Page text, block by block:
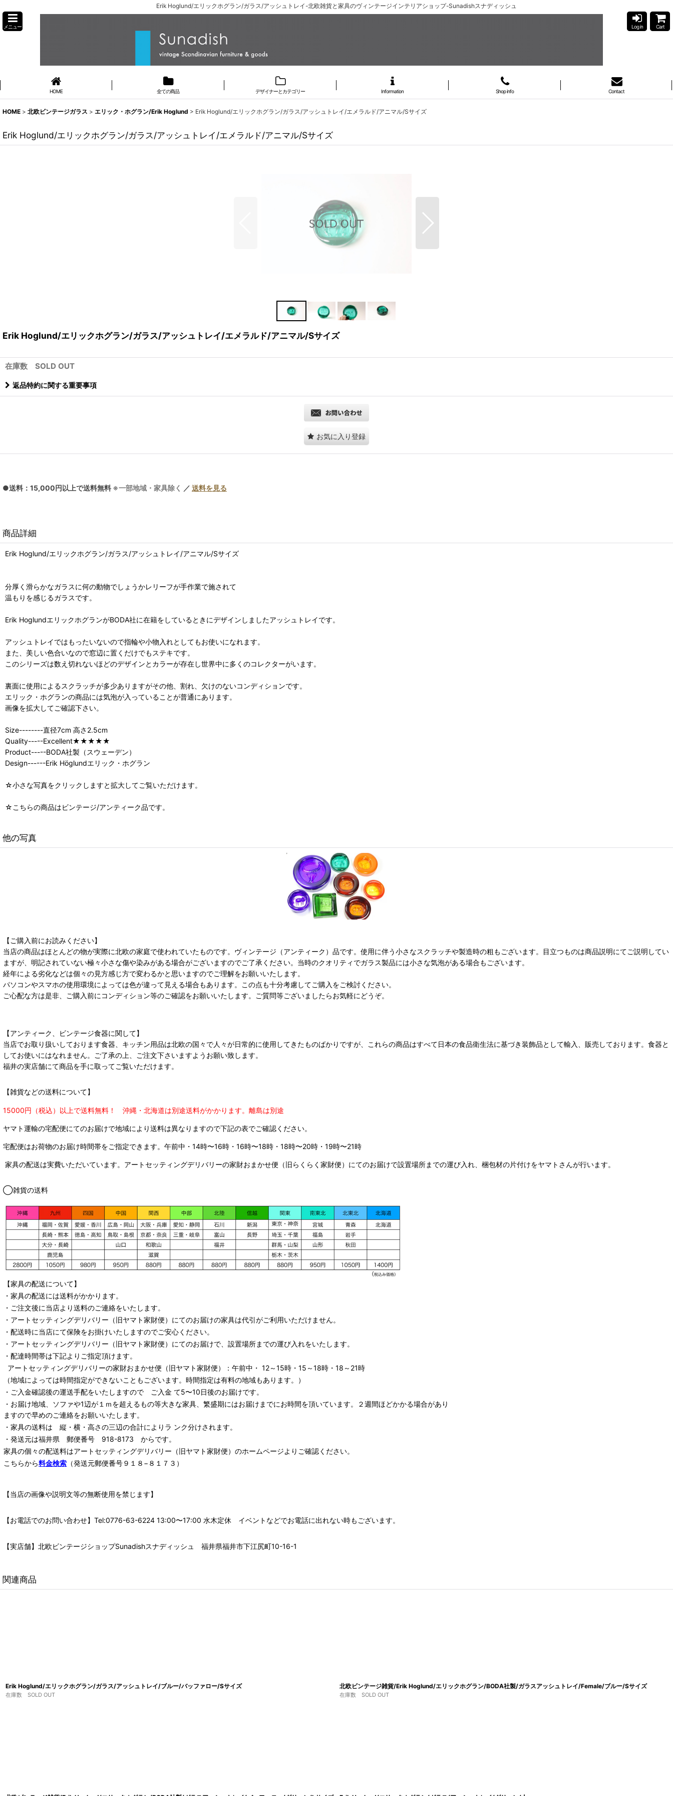
Erik Hoglund/エリックホグラン/ガラス/アッシュトレイ-北欧雑貨と家具のヴィンテージインテリアショップ-Sunadishスナディッシュ
メニュー Log in Cart
HOME 全ての商品 デザイナーとカテゴリー Information Shop info Contact
HOME > 北欧ビンテージガラス > エリック・ホグラン/Erik Hoglund > Erik Hoglund/エリックホグラン/ガラス/アッシュトレイ/エメラルド/アニマル/Sサイズ
Erik Hoglund/エリックホグラン/ガラス/アッシュトレイ/エメラルド/アニマル/Sサイズ
Erik Hoglund/エリックホグラン/ガラス/アッシュトレイ/エメラルド/アニマル/Sサイズ
在庫数 SOLD OUT
返品特約に関する重要事項
お気に入り登録
●送料：15,000円以上で送料無料 ※一部地域・家具除く ／ 送料を見る
商品詳細
Erik Hoglund/エリックホグラン/ガラス/アッシュトレイ/アニマル/Sサイズ
分厚く滑らかなガラスに何の動物でしょうかレリーフが手作業で施されて
温もりを感じるガラスです。
Erik HoglundエリックホグランがBODA社に在籍をしているときにデザインしましたアッシュトレイです。
アッシュトレイではもったいないので指輪や小物入れとしてもお使いになれます。
また、美しい色合いなので窓辺に置くだけでもステキです。
このシリーズは数え切れないほどのデザインとカラーが存在し世界中に多くのコレクターがいます。
裏面に使用によるスクラッチが多少ありますがその他、割れ、欠けのないコンディションです。
エリック・ホグランの商品には気泡が入っていることが普通にあります。
画像を拡大してご確認下さい。
Size--------直径7cm 高さ2.5cm
Quality-----Excellent★★★★★
Product-----BODA社製（スウェーデン）
Design------Erik Höglundエリック・ホグラン
☆小さな写真をクリックしますと拡大してご覧いただけます。
☆こちらの商品はビンテージ/アンティーク品です。
他の写真
【ご購入前にお読みください】
当店の商品はほとんどの物が実際に北欧の家庭で使われていたものです。ヴィンテージ（アンティーク）品です。使用に伴う小さなスクラッチや製造時の粗もございます。目立つものは商品説明にてご説明してい
ますが、明記されていない極々小さな傷や染みがある場合がございますのでご了承ください。当時のクオリティでガラス製品には小さな気泡がある場合もございます。
経年による劣化などは個々の見方感じ方で変わるかと思いますのでご理解をお願いいたします。
パソコンやスマホの使用環境によっては色が違って見える場合もあります。この点も十分考慮してご購入をご検討ください。
ご心配な方は是非、ご購入前にコンディション等のご確認をお願いいたします。ご質問等ございましたらお気軽にどうぞ。
【アンティーク、ビンテージ食器に関して】
当店でお取り扱いしております食器、キッチン用品は北欧の国々で人々が日常的に使用してきたものばかりですが、これらの商品はすべて日本の食品衛生法に基づき装飾品として輸入、販売しております。食器と
してお使いにはなれません。ご了承の上、ご注文下さいますようお願い致します。
福井の実店舗にて商品を手に取ってご覧いただけます。
【雑貨などの送料について】
15000円（税込）以上で送料無料！ 沖縄・北海道は別途送料がかかります。 離島は別途
ヤマト運輸の宅配便にてのお届けで地域により送料は異なりますので下記の表でご確認ください。
宅配便はお荷物のお届け時間帯をご指定できます。 午前中・14時〜16時・16時〜18時・18時〜20時・19時〜21時
家具の配送は実費いただいています。アートセッティングデリバリーの家財おまかせ便（旧らくらく家財便）にてのお届けで設置場所までの運び入れ、梱包材の片付けをヤマトさんが行います。
◯雑貨の送料
【家具の配送について】
・家具の配送には送料がかかります。
・ご注文後に当店より送料のご連絡をいたします。
・ アートセッティングデリバリー （旧ヤマト家財便） にてのお届けの家具は代引がご利用いただけません。
・配送時に当店にて保険をお掛けいたしますのでご安心ください。
・ アートセッティングデリバリー （旧ヤマト家財便） にてのお届けで、設置場所までの運び入れをいたします。
・配達時間帯は下記よりご指定頂けます。
アートセッティングデリバリーの家財おまかせ便 （旧ヤマト家財便）：午前中・ 12～15時・15～18時・18～21時
（地域によっては時間指定ができないこともございます。時間指定は有料の地域もあります。）
・ご入金確認後の運送手配をいたしますので ご入金 て5〜10日後のお届けです。
・お届け地域、ソファや1辺が１ｍを超えるもの等大きな家具、繁盛期にはお届けまでにお時間を頂いています。２週間ほどかかる場合があり
ますので早めのご連絡をお願いいたします。
・家具の送料は 縦・横・高さの三辺の合計によりラ ンク分けされます。
・発送元は福井県 郵便番号 918-8173 からです。
家具の個々の配送料はアートセッティングデリバリー （旧ヤマト家財便） のホームページよりご確認ください。
こちらから料金検索 （発送元郵便番号９１８−８１７３）
【当店の画像や説明文等の無断使用を禁じます】
【お電話でのお問い合わせ】Tel:0776-63-6224 13:00〜17:00 水木定休 イベントなどでお電話に出れない時もございます。
【実店舗】北欧ビンテージショップSunadishスナディッシュ 福井県福井市下江尻町10-16-1
関連商品
Erik Hoglund/エリックホグラン/ガラス/アッシュトレイ/ブルー/バッファロー/Sサイズ
在庫数 SOLD OUT
北欧ビンテージ雑貨/Erik Hoglund/エリックホグラン/BODA社製/ガラスアッシュトレイ/Female/ブルー/Sサイズ
在庫数 SOLD OUT